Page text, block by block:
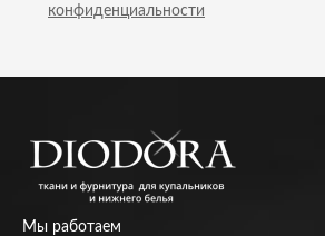
конфиденциальности
Мы работаем